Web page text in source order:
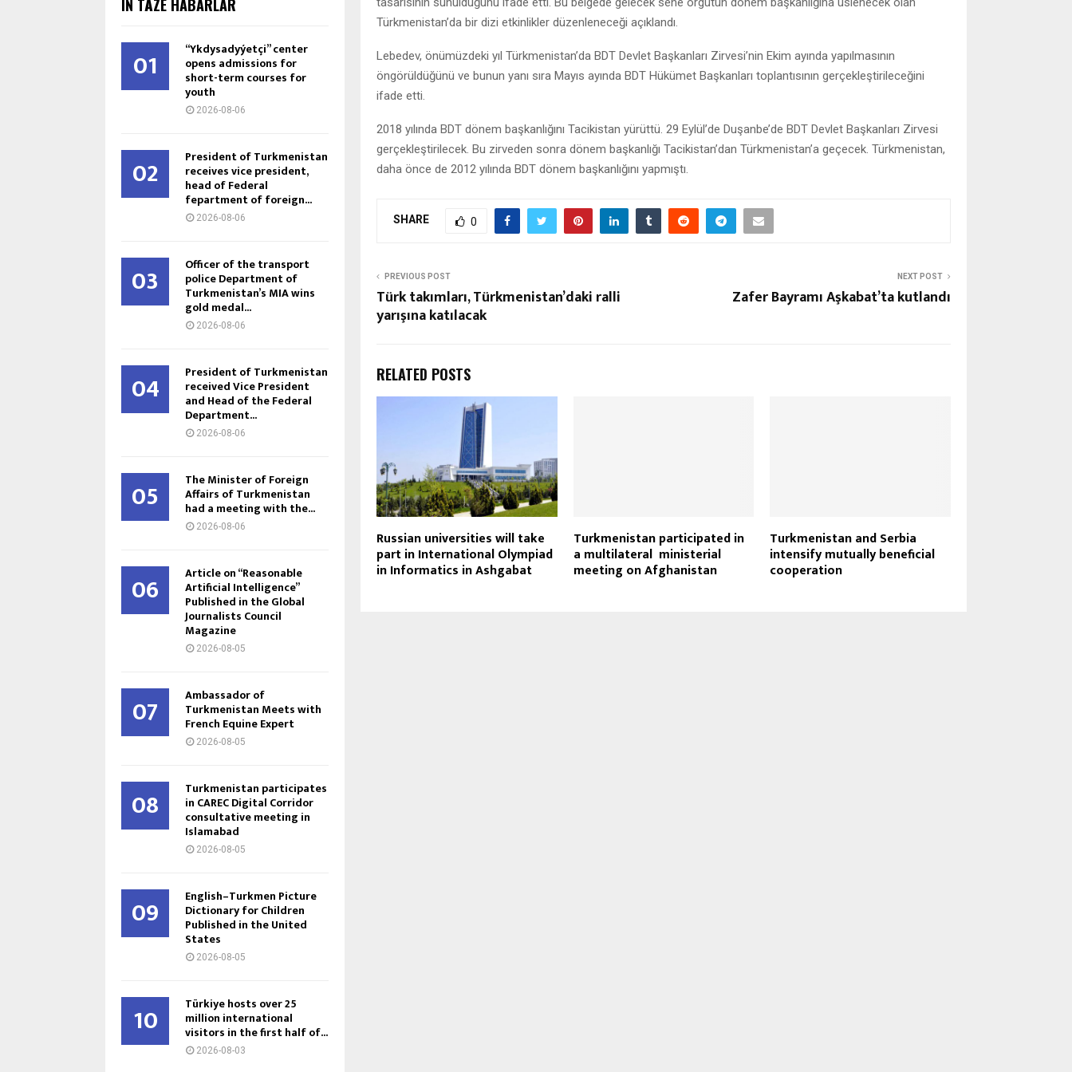
Türkmenistan’da bir dizi etkinlikler düzenleneceği açıklandı.
Lebedev, önümüzdeki yıl Türkmenistan’da BDT Devlet Başkanları Zirvesi’nin Ekim ayında yapılmasının
öngörüldüğünü ve bunun yanı sıra Mayıs ayında BDT Hükümet Başkanları toplantısının gerçekleştirileceğini
ifade etti.
2018 yılında BDT dönem başkanlığını Tacikistan yürüttü. 29 Eylül’de Duşanbe’de BDT Devlet Başkanları Zirvesi
gerçekleştirilecek. Bu zirveden sonra dönem başkanlığı Tacikistan’dan Türkmenistan’a geçecek. Türkmenistan,
daha önce de 2012 yılında BDT dönem başkanlığını yapmıştı.
SHARE 0
PREVIOUS POST
Türk takımları, Türkmenistan’daki ralli
yarışına katılacak
NEXT POST
Zafer Bayramı Aşkabat’ta kutlandı
RELATED POSTS
Russian universities will take
part in International Olympiad
in Informatics in Ashgabat
Turkmenistan participated in
a multilateral ministerial
meeting on Afghanistan
Turkmenistan and Serbia
intensify mutually beneficial
cooperation
IŇ TÄZE HABARLAR
01 “Ykdysadyýetçi” center
opens admissions for
short-term courses for
youth
2026-08-06
02 President of Turkmenistan
receives vice president,
head of Federal
fepartment of foreign...
2026-08-06
03 Officer of the transport
police Department of
Turkmenistan’s MIA wins
gold medal...
2026-08-06
04 President of Turkmenistan
received Vice President
and Head of the Federal
Department...
2026-08-06
05 The Minister of Foreign
Affairs of Turkmenistan
had a meeting with the...
2026-08-06
06 Article on “Reasonable
Artificial Intelligence”
Published in the Global
Journalists Council
Magazine
2026-08-05
07 Ambassador of
Turkmenistan Meets with
French Equine Expert
2026-08-05
08 Turkmenistan participates
in CAREC Digital Corridor
consultative meeting in
Islamabad
2026-08-05
09 English–Turkmen Picture
Dictionary for Children
Published in the United
States
2026-08-05
10 Türkiye hosts over 25
million international
visitors in the first half of...
2026-08-03